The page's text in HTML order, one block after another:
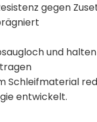
gegen
und
Schleifmaterial
entwickelt.